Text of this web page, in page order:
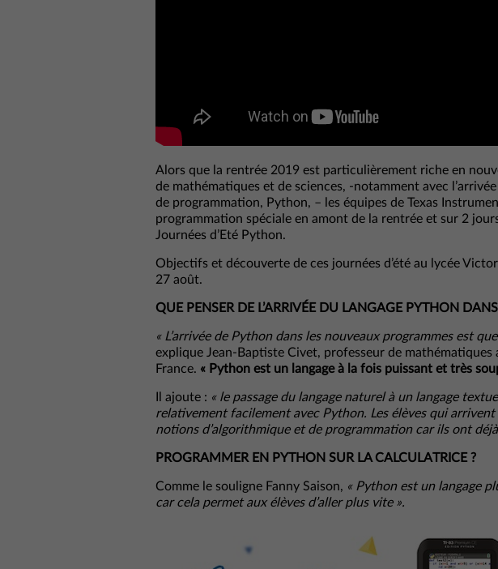
Alors que la rentrée 2019 est particulièrement riche en
de mathématiques et de sciences, -notamment avec
de programmation, Python, – les équipes de Texas
programmation spéciale en amont de la rentrée et sur 2
Journées d’Eté Python.
Objectifs et découverte de ces journées d’été au lycée
27 août.
QUE PENSER DE L’ARRIVÉE DU LANGAGE PYTHON
« L’arrivée de Python dans les nouveaux programmes est
explique Jean-Baptiste Civet, professeur de
France. « Python est un langage à la fois puissant et très
Il ajoute : « le passage du langage naturel à un langage
relativement facilement avec Python. Les élèves qui
notions d’algorithmique et de programmation car ils ont
PROGRAMMER EN PYTHON SUR LA CALCULATRICE ?
Comme le souligne Fanny Saison, « Python est un langage
car cela permet aux élèves d’aller plus vite ».